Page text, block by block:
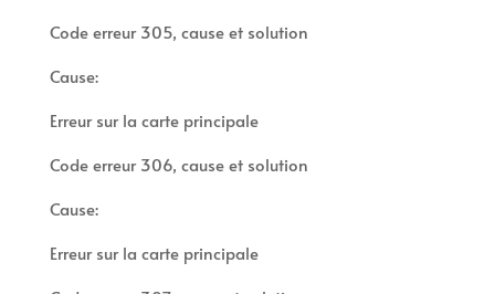
Code erreur 305, cause et solution
Cause:
Erreur sur la carte principale
Code erreur 306, cause et solution
Cause:
Erreur sur la carte principale